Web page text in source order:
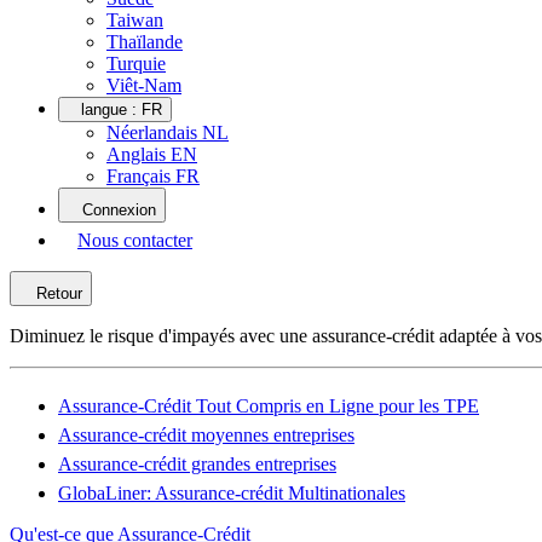
Taiwan
Thaïlande
Turquie
Viêt-Nam
langue : FR
Néerlandais NL
Anglais EN
Français FR
Connexion
Nous contacter
Retour
Diminuez le risque d'impayés avec une assurance-crédit adaptée à
Assurance-Crédit Tout Compris en Ligne pour les TPE
Assurance-crédit moyennes entreprises
Assurance-crédit grandes entreprises
GlobaLiner: Assurance-crédit Multinationales
Qu'est-ce que Assurance-Crédit